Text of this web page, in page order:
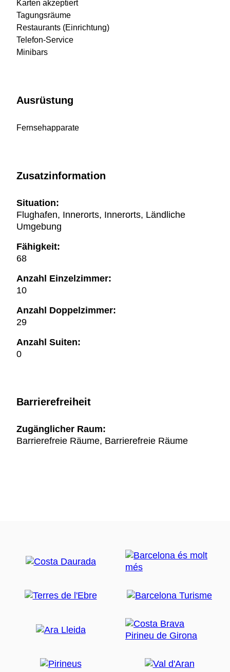
Karten akzeptiert
Tagungsräume
Restaurants (Einrichtung)
Telefon-Service
Minibars
Ausrüstung
Fernsehapparate
Zusatzinformation
Situation:
Flughafen, Innerorts, Innerorts, Ländliche
Umgebung
Fähigkeit:
68
Anzahl Einzelzimmer:
10
Anzahl Doppelzimmer:
29
Anzahl Suiten:
0
Barrierefreiheit
Zugänglicher Raum:
Barrierefreie Räume, Barrierefreie Räume